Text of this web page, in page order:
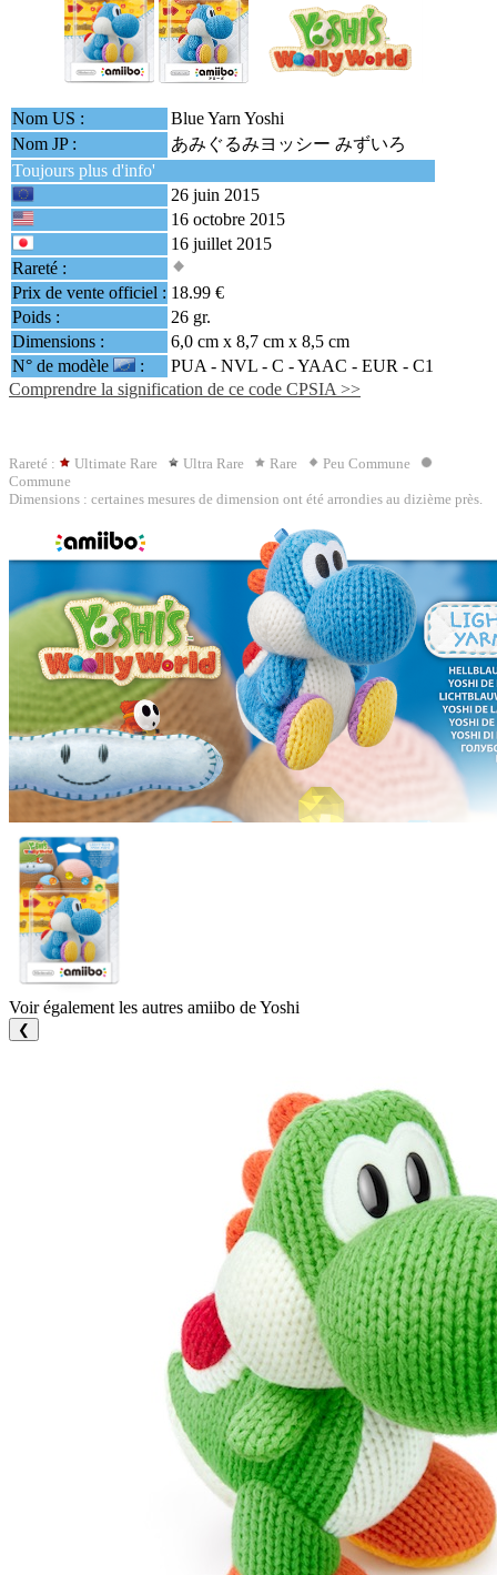
Nom US :
Blue Yarn Yoshi
Nom JP :
あみぐるみヨッシー みずいろ
Toujours plus d'info'
26 juin 2015
16 octobre 2015
16 juillet 2015
Rareté :
Prix de vente officiel : 18.99 €
Poids :
26 gr.
Dimensions :
6,0 cm x 8,7 cm x 8,5 cm
N° de modèle
: PUA - NVL - C -YAAC - EUR - C1
Comprendre la signification de ce code CPSIA >>
Rareté : Ultimate Rare Ultra Rare Rare
Peu Commune
Commune
Dimensions : certaines mesures de dimension ont été arrondies au dizième près.
Voir également les autres amiibo de Yoshi
❮